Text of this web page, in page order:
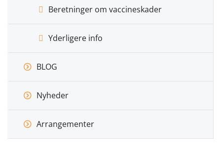
Beretninger om vaccineskader
Yderligere info
BLOG
Nyheder
Arrangementer